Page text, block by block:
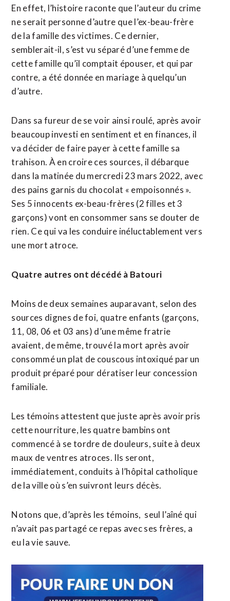
En effet, l’histoire raconte que l’auteur du crime
ne serait personne d’autre que l’ex-beau-frère
de la famille des victimes. Ce dernier,
semblerait-il, s’est vu séparé d’une femme de
cette famille qu’il comptait épouser, et qui par
contre, a été donnée en mariage à quelqu’un
d’autre.
Dans sa fureur de se voir ainsi roulé, après avoir
beaucoup investi en sentiment et en finances, il
va décider de faire payer à cette famille sa
trahison. À en croire ces sources, il débarque
dans la matinée du mercredi 23 mars 2022, avec
des pains garnis du chocolat « empoisonnés ».
Ses 5 innocents ex-beau-frères (2 filles et 3
garçons) vont en consommer sans se douter de
rien. Ce qui va les conduire inéluctablement vers
une mort atroce.
Quatre autres ont décédé à Batouri
Moins de deux semaines auparavant, selon des
sources dignes de foi, quatre enfants (garçons,
11, 08, 06 et 03 ans) d’une même fratrie
avaient, de même, trouvé la mort après avoir
consommé un plat de couscous intoxiqué par un
produit préparé pour dératiser leur concession
familiale.
Les témoins attestent que juste après avoir pris
cette nourriture, les quatre bambins ont
commencé à se tordre de douleurs, suite à deux
maux de ventres atroces. Ils seront,
immédiatement, conduits à l’hôpital catholique
de la ville où s’en suivront leurs décès.
Notons que, d’après les témoins, seul l’aîné qui
n’avait pas partagé ce repas avec ses frères, a
eu la vie sauve.